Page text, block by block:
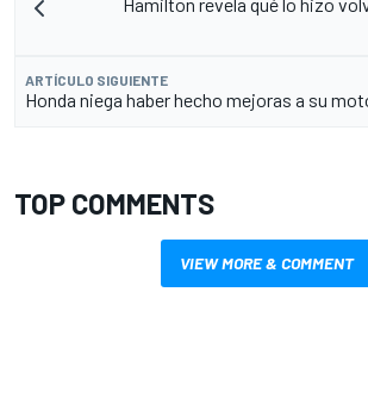
ARTÍCULO SIGUIENTE
Honda niega haber hecho mejoras a su
TOP COMMENTS
VIEW MORE & COMMENT